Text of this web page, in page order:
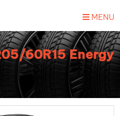
MENU
60R15 Energy